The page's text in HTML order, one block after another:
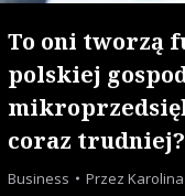
To oni tworzą
polskiej
coraz trudniej?
Business Przez